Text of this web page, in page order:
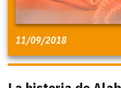
11/09/2018